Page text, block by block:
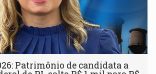
Patrimônio de candidata a